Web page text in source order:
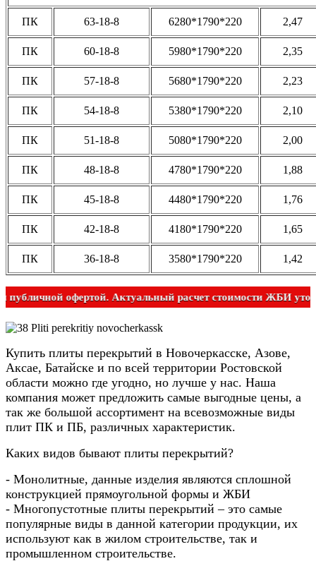
ПК 63-18-8 6280*1790*220 2,47
ПК 60-18-8 5980*1790*220 2,35
ПК 57-18-8 5680*1790*220 2,23
ПК 54-18-8 5380*1790*220 2,10
ПК 51-18-8 5080*1790*220 2,00
ПК 48-18-8 4780*1790*220 1,88
ПК 45-18-8 4480*1790*220 1,76
ПК 42-18-8 4180*1790*220 1,65
ПК 36-18-8 3580*1790*220 1,42
публичной офертой. Актуальный расчет стоимости
Купить плиты перекрытий в Новочеркасске, Азове,
Аксае, Батайске и по всей территории Ростовской
области можно где угодно, но лучше у нас. Наша
компания может предложить самые выгодные цены, а
так же большой ассортимент на всевозможные виды
плит ПК и ПБ, различных характеристик.
Каких видов бывают плиты перекрытий?
- Монолитные, данные изделия являются сплошной
конструкцией прямоугольной формы и ЖБИ
- Многопустотные плиты перекрытий – это самые
популярные виды в данной категории продукции, их
используют как в жилом строительстве, так и
промышленном строительстве.